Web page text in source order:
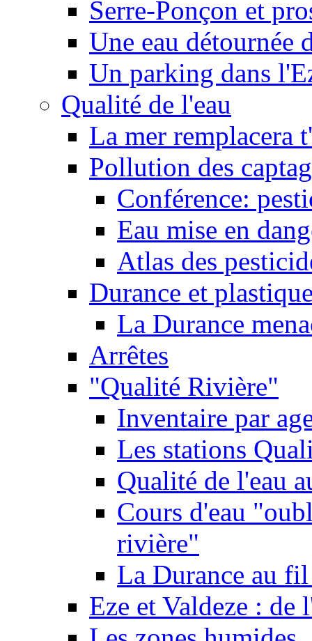
Serre-Ponçon et
Une eau détournée
Un parking dans
Qualité de l'eau
La mer remplacera
Pollution des
Conférence:
Eau mise en
Atlas des
Durance et
La Durance
Arrêtes
"Qualité Rivière"
Inventaire par
Les stations
Qualité de l'eau
Cours d'eau
rivière"
La Durance au
Eze et Valdeze : de